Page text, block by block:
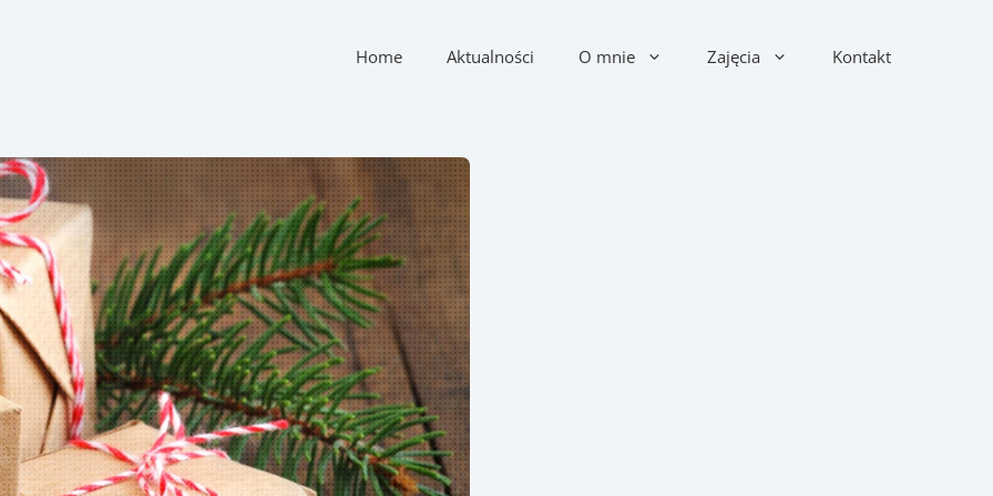
Home Aktualności O mnie Zajęcia Kontakt